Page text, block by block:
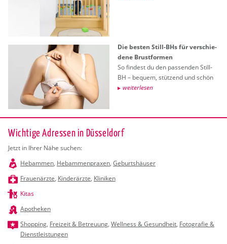
Die bes­ten Still-BHs für ver­schie­
de­ne Brust­for­men
So fin­dest du den pas­sen­den Still-
BH – be­quem, stüt­zend und schön
wei­ter­le­sen
Wichtige Adressen in Düsseldorf
Jetzt in Ihrer Nähe suchen:
Hebammen, Hebammenpraxen, Geburtshäuser
Frauenärzte, Kinderärzte, Kliniken
Kitas
Apotheken
Shopping, Freizeit & Betreuung, Wellness & Gesundheit, Fotografie &
Dienstleistungen